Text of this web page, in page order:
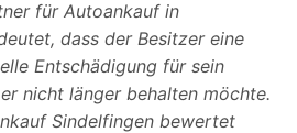
für Autoankauf in
dass der Besitzer eine
Entschädigung für sein
nicht länger behalten möchte.
Sindelfingen bewertet